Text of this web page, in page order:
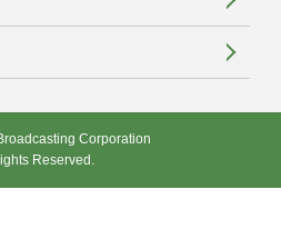
Corporation
Reserved.